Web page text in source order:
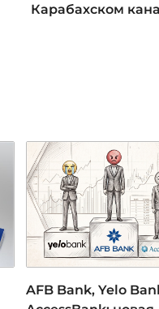
Карабахском
AFB Bank, Yelo